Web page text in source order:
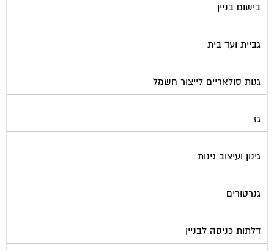
בישום בניין
גביית ועד בית
גגות סולאריים לייצור חשמל
גז
גינון ועיצוב גינות
גנרטורים
דלתות כניסה לבניין